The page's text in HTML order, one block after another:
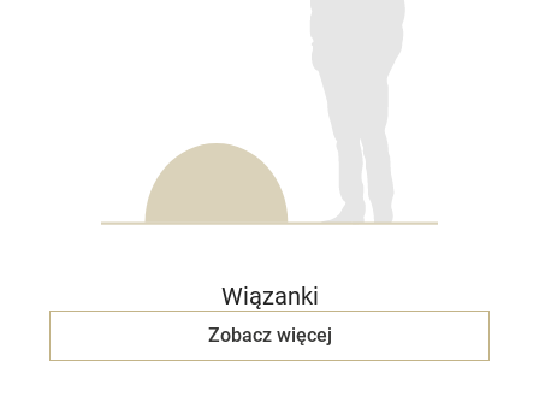
Wiązanki
Zobacz więcej